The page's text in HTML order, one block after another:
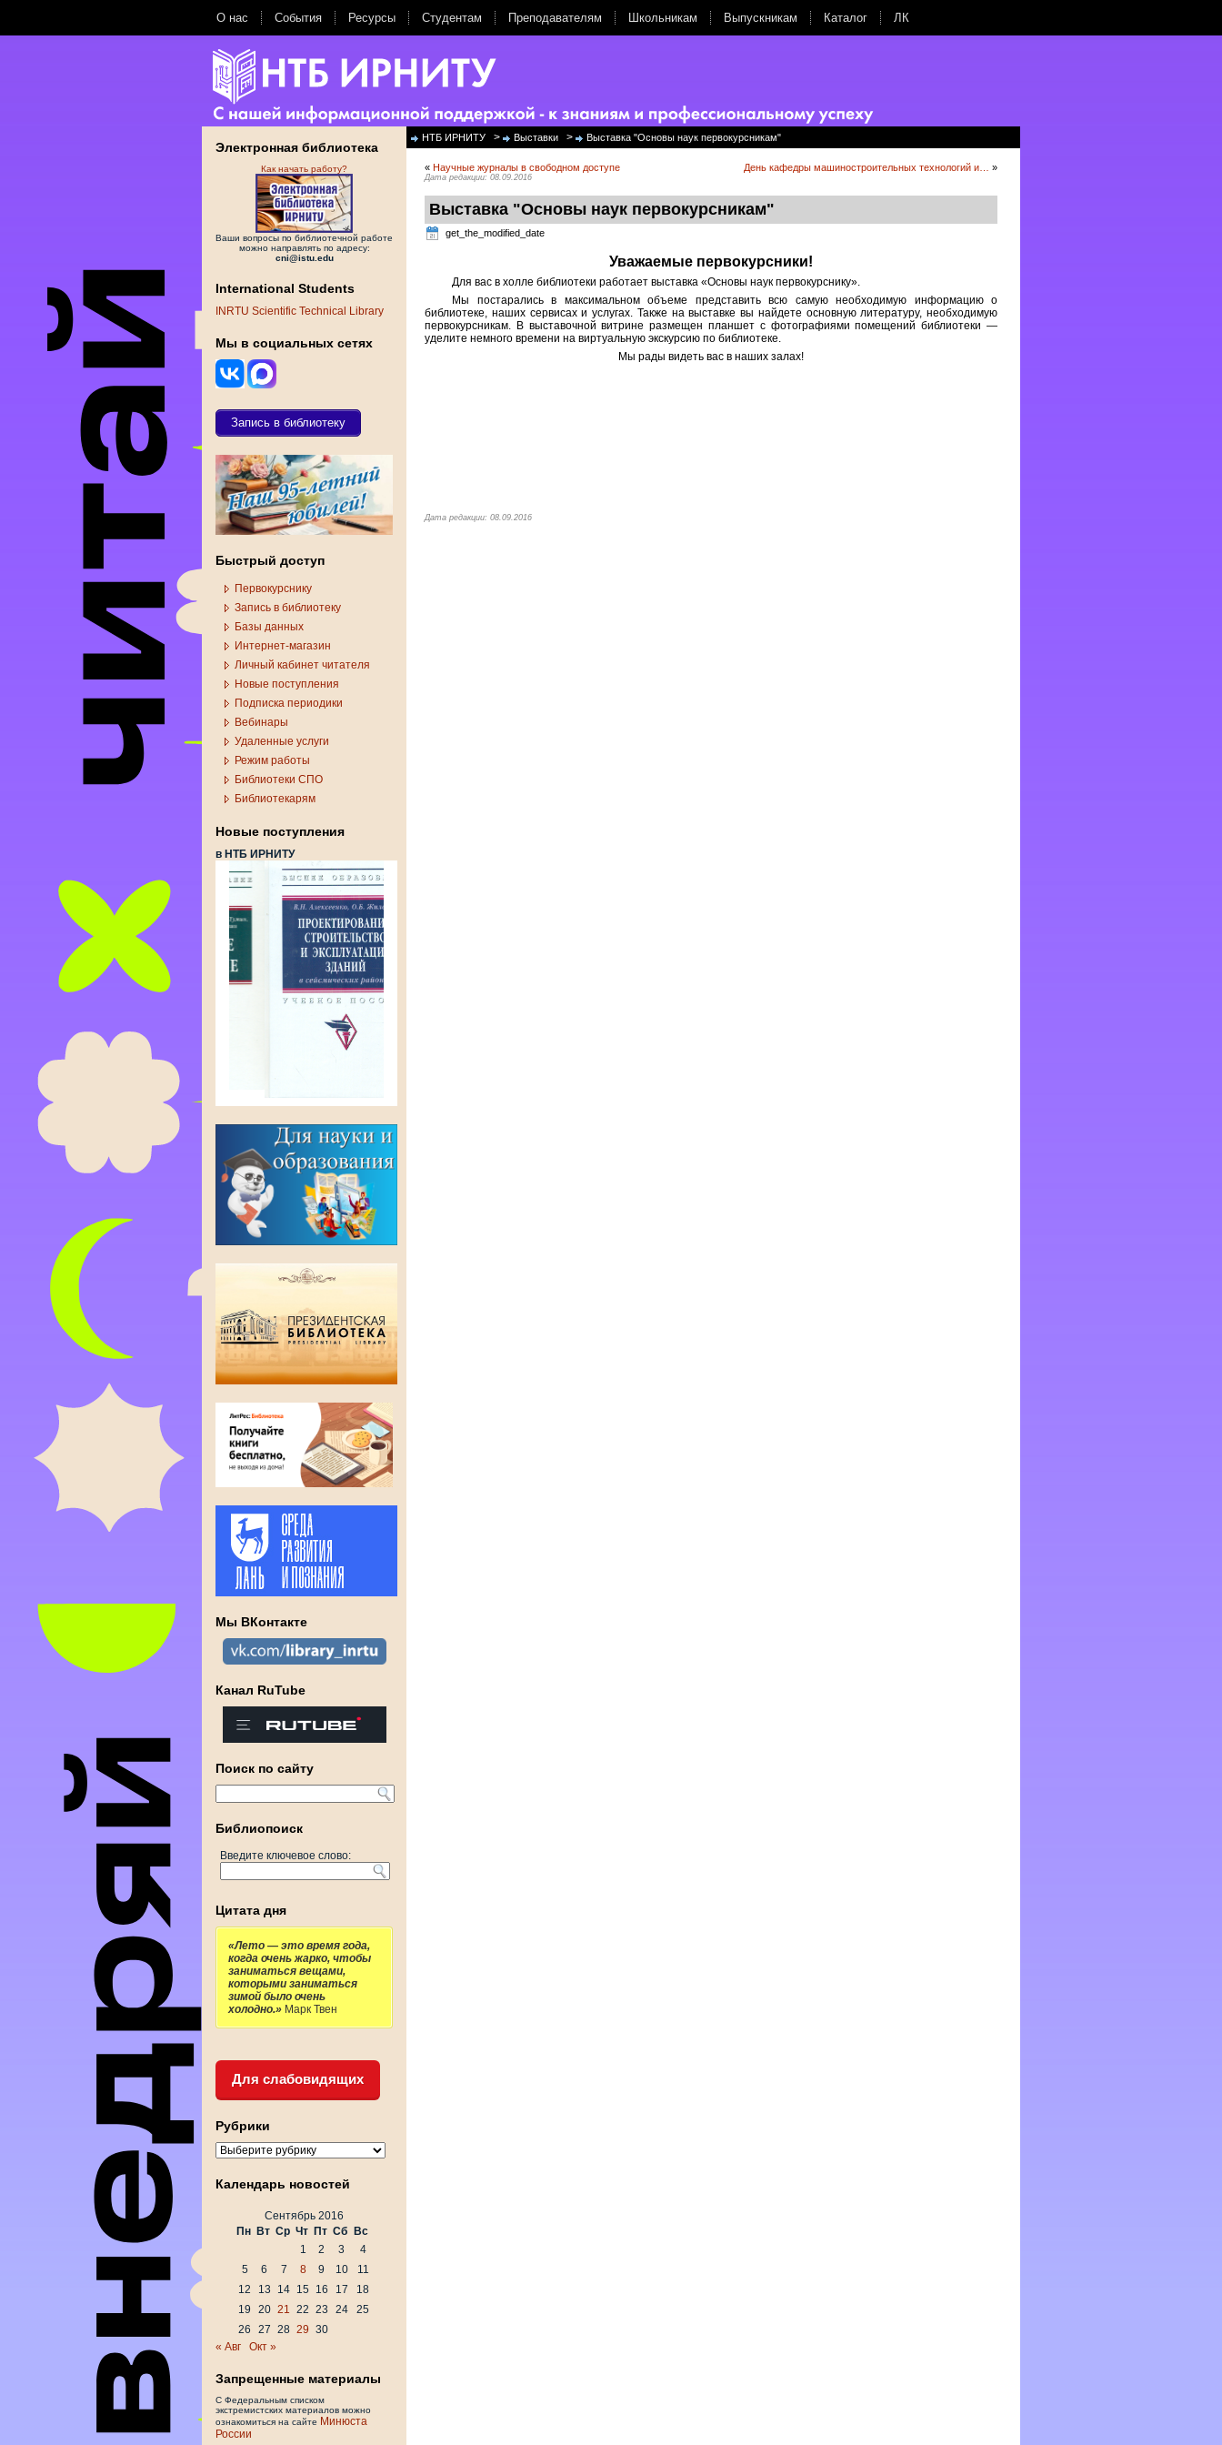
О нас События Ресурсы Студентам Преподавателям Школьникам Выпускникам Каталог ЛК
Электронная библиотека
Как начать работу?
Ваши вопросы по библиотечной работе
можно направлять по адресу:
cni@istu.edu
International Students
INRTU Scientific Technical Library
Мы в социальных сетях
Запись в библиотеку
Быстрый доступ
Первокурснику
Запись в библиотеку
Базы данных
Интернет-магазин
Личный кабинет читателя
Новые поступления
Подписка периодики
Вебинары
Удаленные услуги
Режим работы
Библиотеки СПО
Библиотекарям
Новые поступления
в НТБ ИРНИТУ
Мы ВКонтакте
Канал RuTube
Поиск по сайту
Библиопоиск
Введите ключевое слово:
Цитата дня
«Лето — это время года,
когда очень жарко, чтобы
заниматься вещами,
которыми заниматься
зимой было очень
холодно.» Марк Твен
Для слабовидящих
Рубрики
Рубрики
Календарь новостей
Сентябрь 2016
Пн Вт Ср Чт Пт Сб
Вс
1
2 3
4
5
6 7 8 9 10
11
12
13 14 15 16 17
18
19
20 21 22 23 24
25
26
27 28 29 30
« Авг
Окт »
Запрещенные материалы
С Федеральным списком
экстремистских материалов можно
ознакомиться на сайте Минюста
России
НТБ ИРНИТУ > Выставки > Выставка "Основы наук первокурсникам"
« Научные журналы в свободном доступе День кафедры машиностроительных технологий и… »
Дата редакции: 08.09.2016
Выставка "Основы наук первокурсникам"
get_the_modified_date
Уважаемые первокурсники!
Для вас в холле библиотеки работает выставка «Основы наук первокурснику».
Мы постарались в максимальном объеме представить всю самую необходимую информацию о
библиотеке, наших сервисах и услугах. Также на выставке вы найдете основную литературу, необходимую
первокурсникам. В выставочной витрине размещен планшет с фотографиями помещений библиотеки —
уделите немного времени на виртуальную экскурсию по библиотеке.
Мы рады видеть вас в наших залах!
Дата редакции: 08.09.2016